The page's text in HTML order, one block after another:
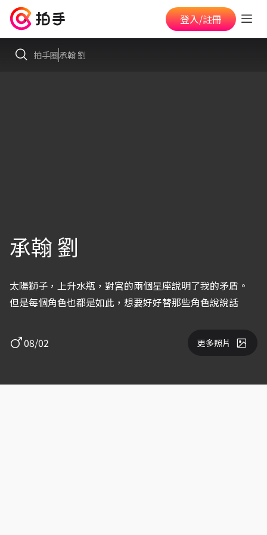
登入/註冊
拍手圈承翰 劉
承翰 劉
太陽獅子，上升水瓶，對宮的兩個星座說明了我的矛盾。
但是每個角色也都是如此，想要好好替那些角色說說話
08/02 更多照片